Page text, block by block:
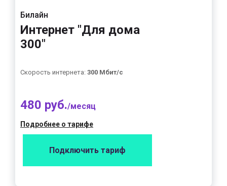
Билайн
Интернет "Для дома
300"
Скорость интернета: 300 Мбит/с
480 руб./месяц
Подробнее о тарифе
Подключить тариф